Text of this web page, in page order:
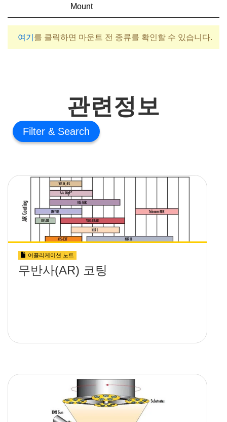
Mount
여기 를 클릭하면 마운트 전 종류를 확인할 수 있습니다.
관련정보
Filter
어플리케이션 노트
무반사(AR) 코팅